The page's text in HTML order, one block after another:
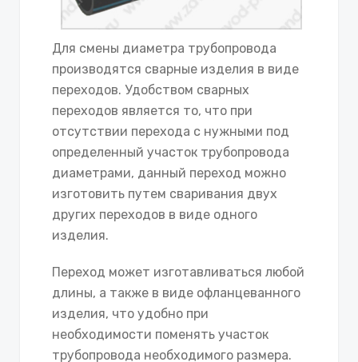
Для смены диаметра трубопровода
производятся сварные изделия в виде
переходов. Удобством сварных
переходов является то, что при
отсутствии перехода с нужными под
определенный участок трубопровода
диаметрами, данный переход можно
изготовить путем сваривания двух
других переходов в виде одного
изделия.
Переход может изготавливаться любой
длины, а также в виде офланцеванного
изделия, что удобно при
необходимости поменять участок
трубопровода необходимого размера.